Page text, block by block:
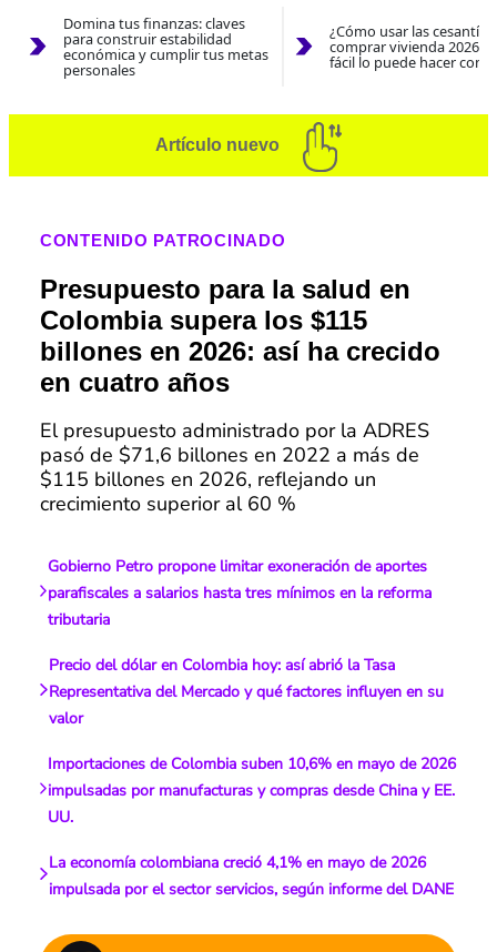
Domina tus finanzas: claves
para construir estabilidad
económica y cumplir tus metas
personales
¿Cómo usar las
comprar vivienda 2026?
fácil lo puede hacer con
Artículo nuevo
CONTENIDO PATROCINADO
Presupuesto para la salud en
Colombia supera los $115
billones en 2026: así ha crecido
en cuatro años
El presupuesto administrado por la ADRES
pasó de $71,6 billones en 2022 a más de
$115 billones en 2026, reflejando un
crecimiento superior al 60 %
Gobierno Petro propone limitar exoneración de aportes
parafiscales a salarios hasta tres mínimos en la reforma
tributaria
Precio del dólar en Colombia hoy: así abrió la Tasa
Representativa del Mercado y qué factores influyen en su
valor
Importaciones de Colombia suben 10,6% en mayo de 2026
impulsadas por manufacturas y compras desde China y EE.
UU.
La economía colombiana creció 4,1% en mayo de 2026
impulsada por el sector servicios, según informe del DANE